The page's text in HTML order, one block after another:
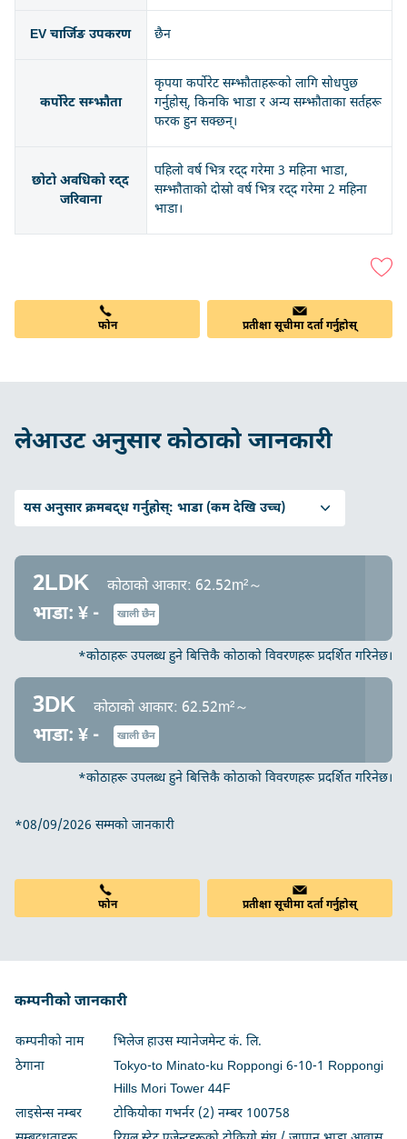
EV चार्जिङ उपकरण छैन
कर्पोरेट सम्झौता
कृपया कर्पोरेट सम्झौताहरूको लागि सोधपुछ
गर्नुहोस्, किनकि भाडा र अन्य सम्झौताका सर्तहरू
फरक हुन सक्छन्।
छोटो अवधिको रद्द
जरिवाना
पहिलो वर्ष भित्र रद्द गरेमा 3 महिना भाडा,
सम्झौताको दोस्रो वर्ष भित्र रद्द गरेमा 2 महिना
भाडा।
फोन प्रतीक्षा सूचीमा दर्ता गर्नुहोस्
लेआउट अनुसार कोठाको जानकारी
यस अनुसार क्रमबद्ध गर्नुहोस्: भाडा (कम देखि उच्च)
2LDK कोठाको आकार: 62.52m²～
भाडा: ¥ - खाली छैन
*कोठाहरू उपलब्ध हुने बित्तिकै कोठाको विवरणहरू प्रदर्शित गरिनेछ।
3DK कोठाको आकार: 62.52m²～
भाडा: ¥ - खाली छैन
*कोठाहरू उपलब्ध हुने बित्तिकै कोठाको विवरणहरू प्रदर्शित गरिनेछ।
*08/09/2026 सम्मको जानकारी
फोन प्रतीक्षा सूचीमा दर्ता गर्नुहोस्
कम्पनीको जानकारी
कम्पनीको नाम
भिलेज हाउस म्यानेजमेन्ट कं. लि.
ठेगाना
Tokyo-to Minato-ku Roppongi 6-10-1 Roppongi
Hills Mori Tower 44F
लाइसेन्स नम्बर
टोकियोका गभर्नर (2) नम्बर 100758